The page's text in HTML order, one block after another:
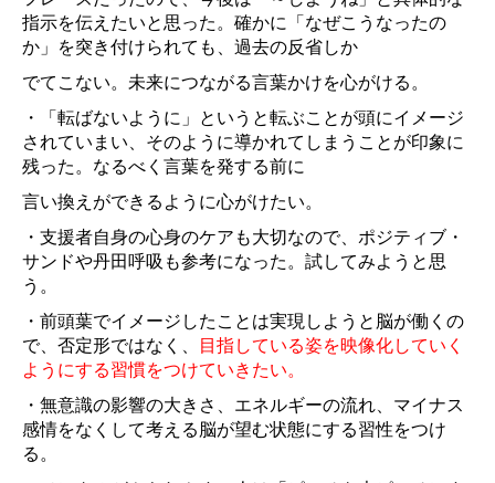
指示を伝えたいと思った。確かに「なぜこうなったの
か」を突き付けられても、過去の反省しか
でてこない。未来につながる言葉かけを心がける。
・「転ばないように」というと転ぶことが頭にイメージ
されていまい、そのように導かれてしまうことが印象に
残った。なるべく言葉を発する前に
言い換えができるように心がけたい。
・支援者自身の心身のケアも大切なので、ポジティブ・
サンドや丹田呼吸も参考になった。試してみようと思
う。
・前頭葉でイメージしたことは実現しようと脳が働くの
で、否定形ではなく、
目指している姿を映像化していく
ようにする習慣をつけていきたい。
・無意識の影響の大きさ、エネルギーの流れ、マイナス
感情をなくして考える脳が望む状態にする習性をつけ
る。